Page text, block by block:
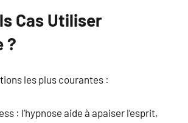
Cas Utiliser
?
les plus courantes :
: l’hypnose aide à apaiser l’esprit,